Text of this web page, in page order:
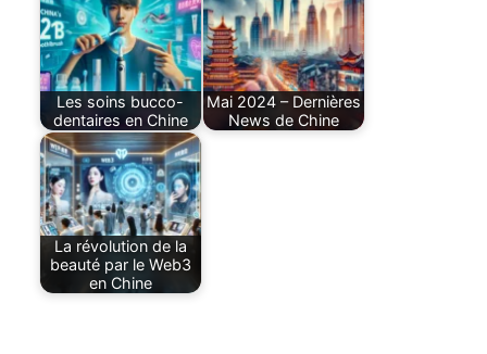
Les soins bucco-
dentaires en Chine
Mai 2024 – Dernières
News de Chine
La révolution de la
beauté par le Web3
en Chine